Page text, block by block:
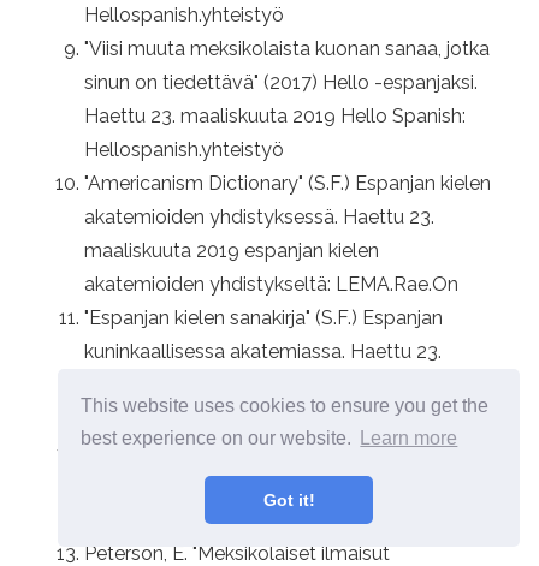
This website uses cookies to ensure you get the
best experience on our website.
Learn more
Got it!
Hellospanish.yhteistyö
"Viisi muuta meksikolaista kuonan sanaa, jotka
sinun on tiedettävä" (2017) Hello -espanjaksi.
Haettu 23. maaliskuuta 2019 Hello Spanish:
Hellospanish.yhteistyö
"Americanism Dictionary" (S.F.) Espanjan kielen
akatemioiden yhdistyksessä. Haettu 23.
maaliskuuta 2019 espanjan kielen
akatemioiden yhdistykseltä: LEMA.Rae.On
"Espanjan kielen sanakirja" (S.F.) Espanjan
kuninkaallisessa akatemiassa. Haettu 23.
akatemiasta:.Rae.On
"Meksikon espanjalaisen sanakirja" (S.F.)
Meksikon yliopistossa. Haettu 24. maaliskuuta
2019 El Colegio de México: Dem.Colmex.MX
Peterson, E. "Meksikolaiset ilmaisut